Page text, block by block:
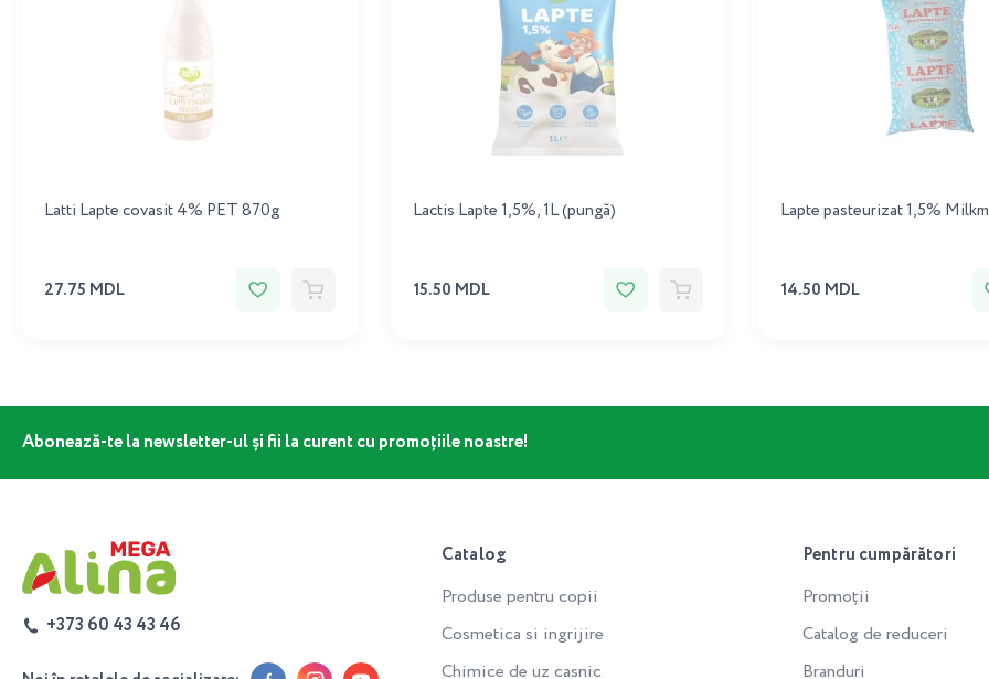
Latti Lapte covasit 4% PET 870g
27.75 MDL
Lactis Lapte 1,5%, 1L (pungă)
15.50 MDL
Lapte pasteurizat 1,5%
14.50 MDL
Abonează-te la newsletter-ul și fii la curent cu promoțiile noastre!
+373 60 43 43 46
Catalog
Produse pentru copii
Cosmetica si ingrijire
Chimice de uz casnic
Pentru cumpărători
Promoții
Catalog de reduceri
Branduri